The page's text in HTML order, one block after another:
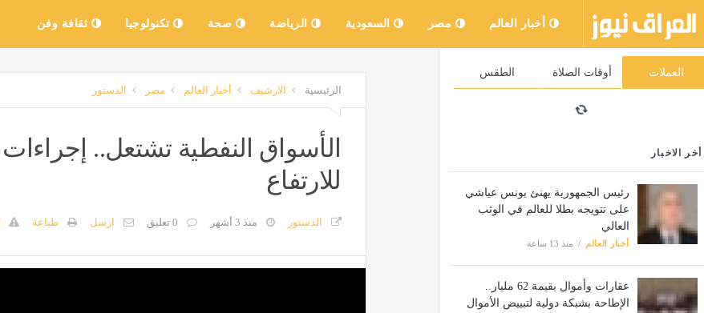
أخبار العالم مصر السعودية الرياضة صحة تكنولوجيا ثقافة وفن
العملات أوقات الصلاة الطقس
أخر الاخبار
رئيس الجمهورية يهنئ يونس عياشي
على تتويجه بطلا للعالم في الوثب
العالي
أخبار العالم منذ 13 ساعة
عقارات وأموال بقيمة 62 مليار..
الإطاحة بشبكة دولية لتبييض الأموال
الرئيسية الارشيف أخبار العالم مصر الدستور
الأسواق النفطية تشتعل.. إجراءات
للارتفاع
الدستور منذ 3 أشهر 0 تعليق ارسل طباعة